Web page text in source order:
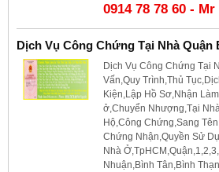
0914 78 78 60 -
Dịch Vụ Công Chứng Tại Nhà Quận
Dịch Vụ Công Chứng Tại
Vấn,Quy Trình,Thủ
Kiện,Lập Hồ Sơ,Nhận
ở,Chuyển Nhượng,Tại
Hộ,Công Chứng,Sang
Chứng Nhận,Quyền Sử
Nhà
Nhuận,Bình Tân,Bình